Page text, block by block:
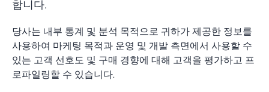
합니다.
당사는 내부 통계 및 분석 목적으로 귀하가 제공한 정보를
사용하여 마케팅 목적과 운영 및 개발 측면에서 사용할 수
있는 고객 선호도 및 구매 경향에 대해 고객을 평가하고 프
로파일링할 수 있습니다.